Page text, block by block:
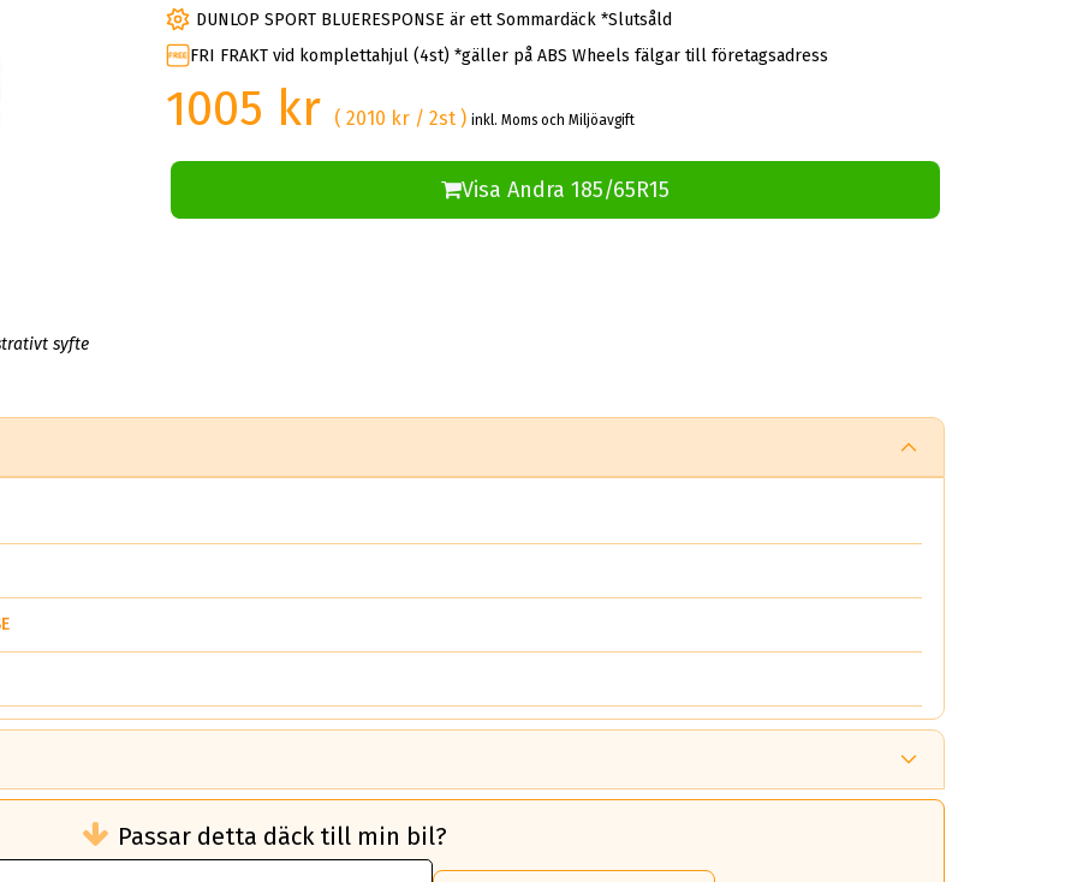
syfte
DUNLOP SPORT BLUERESPONSE är ett Sommardäck *Slutsåld
FRI FRAKT vid komplettahjul (4st) *gäller på ABS Wheels fälgar till företagsadress
1005 kr ( 2010 kr / 2st )inkl. Moms och Miljöavgift
Visa Andra 185/65R15
än ett klass G däck.
Passar detta däck till min bil?